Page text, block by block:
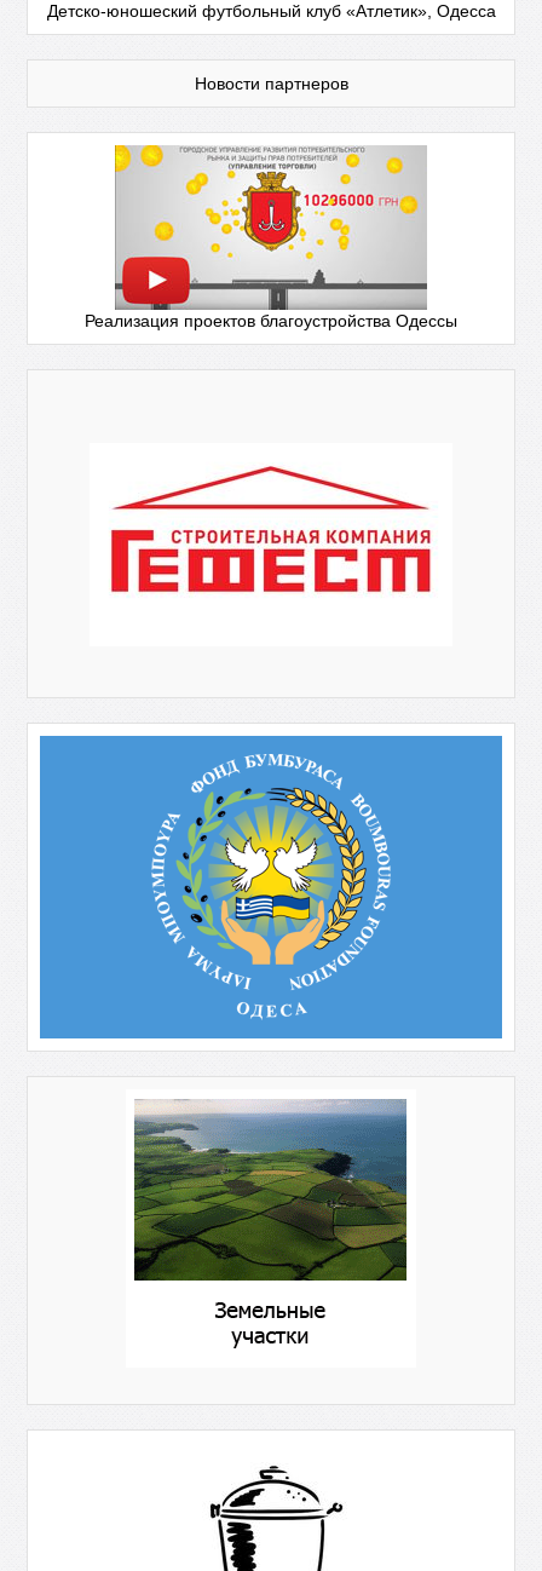
Детско-юношеский футбольный клуб «Атлетик», Одесса
Новости партнеров
Реализация проектов благоустройства Одессы